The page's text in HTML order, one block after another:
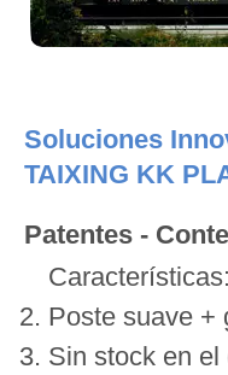
Soluciones
TAIXING KK
Patentes -
Características:
Poste suave +
Sin stock en el